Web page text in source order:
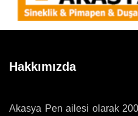
Hakkımızda
Akasya Pen ailesi olarak